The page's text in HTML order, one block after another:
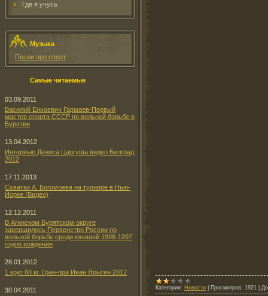
Где я учусь
Музыка
Песни про спорт
Самые читаемые
03.09.2011
Василий Енхоевич Гармаев-Первый
мастер спорта СССР по вольной борьбе в
Бурятии
13.04.2012
Интервью Дениса Царгуша видео Белград
2012
17.11.2013
Схватки А. Богомоева на турнире в Нью-
Йорке (Видео)
12.12.2011
В Агинском Бурятском округе
завершилось Первенство России по
вольной борьбе среди юношей 1996-1997
годов рождения
28.01.2012
1 круг 60 кг. Гран-при Иван Ярыгин 2012
30.04.2011
Категория: Новости Просмотров: 1921